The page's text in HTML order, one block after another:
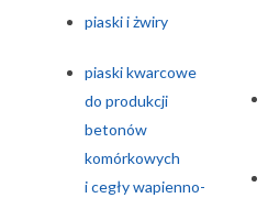
piaski i żwiry
piaski kwarcowe
do produkcji
betonów
komórkowych
i cegły wapienno-